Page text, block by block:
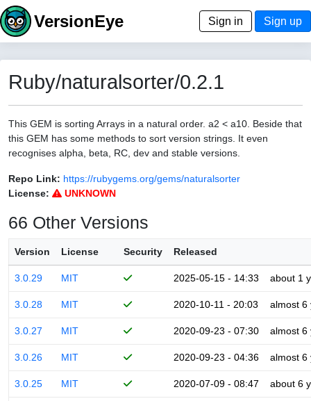
VersionEye Sign in Sign up
Ruby/naturalsorter/0.2.1
This GEM is sorting Arrays in a natural order. a2 < a10. Beside that
this GEM has some methods to sort version strings. It even
recognises alpha, beta, RC, dev and stable versions.
Repo Link: https://rubygems.org/gems/naturalsorter
License:
UNKNOWN
66 Other Versions
Version License Security Released
3.0.29 MIT 2025-05-15 - 14:33 about 1
3.0.28 MIT 2020-10-11 - 20:03 almost 6
3.0.27 MIT 2020-09-23 - 07:30 almost 6
3.0.26 MIT 2020-09-23 - 04:36 almost 6
3.0.25 MIT 2020-07-09 - 08:47 about 6